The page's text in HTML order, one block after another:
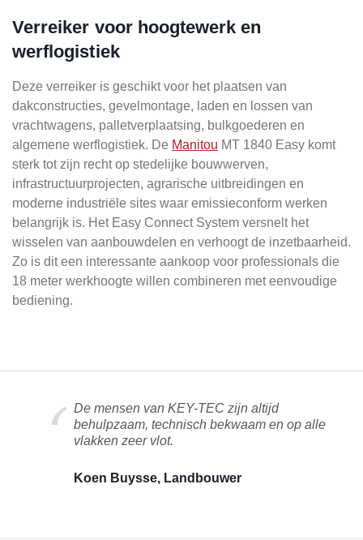
Verreiker voor hoogtewerk en
werflogistiek
Deze verreiker is geschikt voor het plaatsen van
dakconstructies, gevelmontage, laden en lossen van
vrachtwagens, palletverplaatsing, bulkgoederen en
algemene werflogistiek. De Manitou MT 1840 Easy komt
sterk tot zijn recht op stedelijke bouwwerven,
infrastructuurprojecten, agrarische uitbreidingen en
moderne industriële sites waar emissieconform werken
belangrijk is. Het Easy Connect System versnelt het
wisselen van aanbouwdelen en verhoogt de inzetbaarheid.
Zo is dit een interessante aankoop voor professionals die
18 meter werkhoogte willen combineren met eenvoudige
bediening.
De mensen van KEY-TEC zijn altijd
behulpzaam, technisch bekwaam en op alle
vlakken zeer vlot.
Koen Buysse, Landbouwer